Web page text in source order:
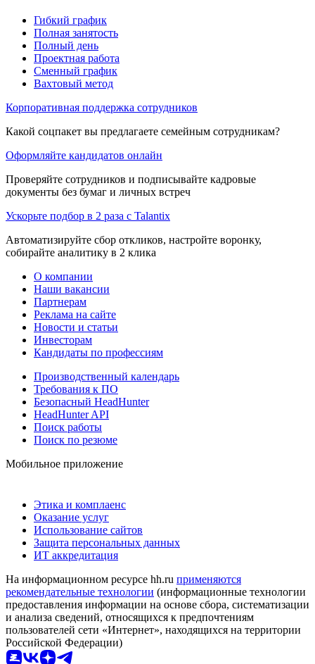
Гибкий график
Полная занятость
Полный день
Проектная работа
Сменный график
Вахтовый метод
Корпоративная поддержка сотрудников
Какой соцпакет вы предлагаете семейным сотрудникам?
Оформляйте кандидатов онлайн
Проверяйте сотрудников и подписывайте кадровые
документы без бумаг и личных встреч
Ускорьте подбор в 2 раза с Talantix
Автоматизируйте сбор откликов, настройте воронку,
собирайте аналитику в 2 клика
О компании
Наши вакансии
Партнерам
Реклама на сайте
Новости и статьи
Инвесторам
Кандидаты по профессиям
Производственный календарь
Требования к ПО
Безопасный HeadHunter
HeadHunter API
Поиск работы
Поиск по резюме
Мобильное приложение
Этика и комплаенс
Оказание услуг
Использование сайтов
Защита персональных данных
ИТ аккредитация
На информационном ресурсе hh.ru применяются
рекомендательные технологии (информационные технологии
предоставления информации на основе сбора, систематизации
и анализа сведений, относящихся к предпочтениям
пользователей сети «Интернет», находящихся на территории
Российской Федерации)